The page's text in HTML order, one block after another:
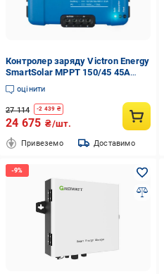
Контролер заряду Victron Energy
SmartSolar MPPT 150/45 45А
12/24/48В
оцінити
27 114 -2 439 ₴
24 675 ₴/шт.
Привеземо Доставимо